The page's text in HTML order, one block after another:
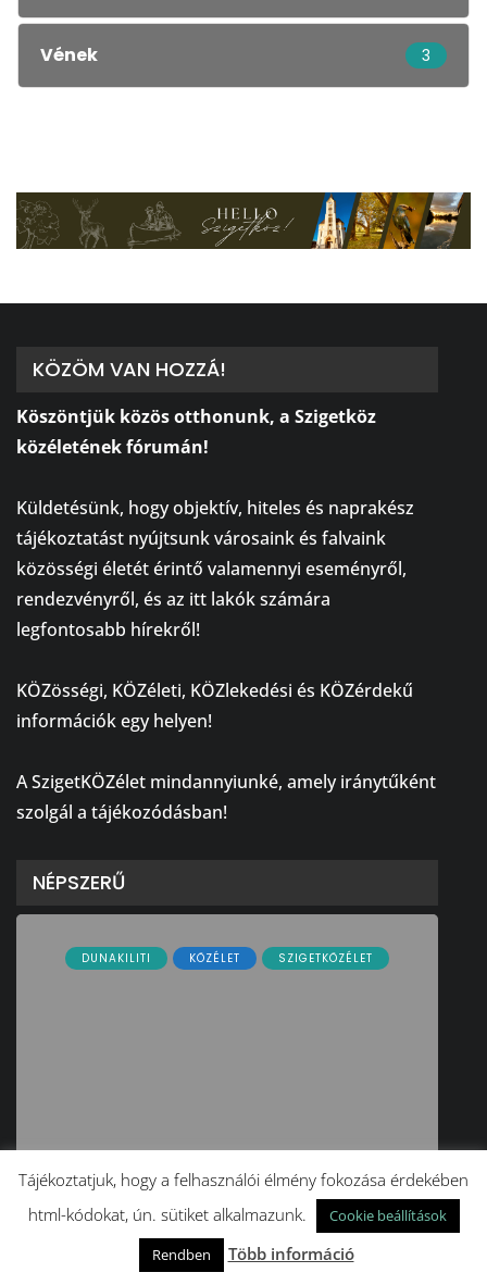
Vének 3
KÖZÖM VAN HOZZÁ!
Köszöntjük közös otthonunk, a Szigetköz
közéletének fórumán!
Küldetésünk, hogy objektív, hiteles és naprakész
tájékoztatást nyújtsunk városaink és falvaink
közösségi életét érintő valamennyi eseményről,
rendezvényről, és az itt lakók számára
legfontosabb hírekről!
KÖZösségi, KÖZéleti, KÖZlekedési és KÖZérdekű
információk egy helyen!
A SzigetKÖZélet mindannyiunké, amely iránytűként
szolgál a tájékozódásban!
NÉPSZERŰ
DUNAKILITI KÖZÉLET SZIGETKÖZÉLET
Sose becsüljük alá a víz
erejét!
Tájékoztatjuk, hogy a felhasználói élmény fokozása érdekében
html-kódokat, ún. sütiket alkalmazunk.
Cookie beállítások
Rendben
Több információ